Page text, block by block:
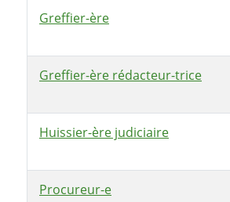
Greffier-ère
Greffier-ère rédacteur-trice
Huissier-ère judiciaire
Procureur-e